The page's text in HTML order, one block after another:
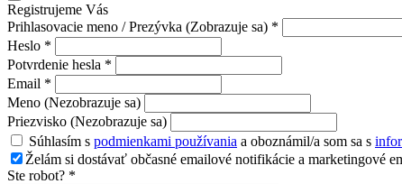
Registrujeme Vás
Prihlasovacie meno / Prezývka (Zobrazuje sa) *
Heslo *
Potvrdenie hesla *
Email *
Meno (Nezobrazuje sa)
Priezvisko (Nezobrazuje sa)
Súhlasím s podmienkami používania a oboznámil/a som sa s
Želám si dostávať občasné emailové notifikácie a marketingové
Ste robot? *